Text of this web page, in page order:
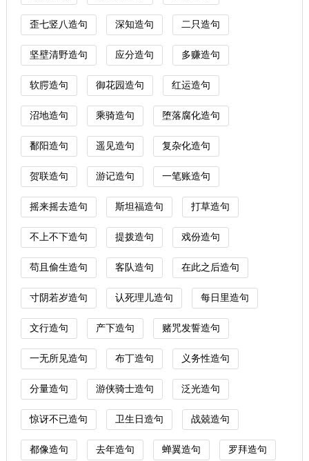
歪七竖八造句 深知造句 二只造句
坚壁清野造句 应分造句 多赚造句
软腭造句 御花园造句 红运造句
沼地造句 乘骑造句 堕落腐化造句
鄱阳造句 遥见造句 复杂化造句
贺联造句 游记造句 一笔账造句
摇来摇去造句 斯坦福造句 打草造句
不上不下造句 提拨造句 戏份造句
苟且偷生造句 客队造句 在此之后造句
寸阴若岁造句 认死理儿造句 每日里造句
文行造句 产下造句 赌咒发誓造句
一无所见造句 布丁造句 义务性造句
分量造句 游侠骑士造句 泛光造句
惊讶不已造句 卫生日造句 战兢造句
都像造句 去年造句 蝉翼造句 罗拜造句